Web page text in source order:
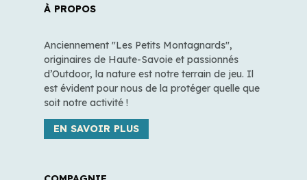
À PROPOS
Anciennement "Les Petits Montagnards",
originaires de Haute-Savoie et passionnés
d’Outdoor, la nature est notre terrain de jeu. Il
est évident pour nous de la protéger quelle que
soit notre activité !
EN SAVOIR PLUS